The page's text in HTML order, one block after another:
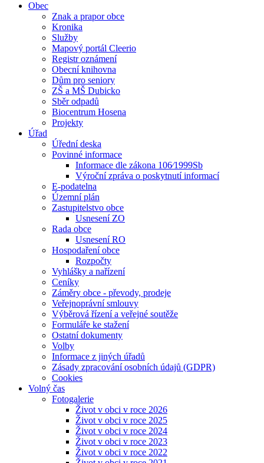
Obec
Znak a prapor obce
Kronika
Služby
Mapový portál Cleerio
Registr oznámení
Obecní knihovna
Dům pro seniory
ZŠ a MŠ Dubicko
Sběr odpadů
Biocentrum Hosena
Projekty
Úřad
Úřední deska
Povinné informace
Informace dle zákona 106⁄1999Sb
Výroční zpráva o poskytnutí informací
E-podatelna
Územní plán
Zastupitelstvo obce
Usnesení ZO
Rada obce
Usnesení RO
Hospodaření obce
Rozpočty
Vyhlášky a nařízení
Ceníky
Záměry obce - převody, prodeje
Veřejnoprávní smlouvy
Výběrová řízení a veřejné soutěže
Formuláře ke stažení
Ostatní dokumenty
Volby
Informace z jiných úřadů
Zásady zpracování osobních údajů (GDPR)
Cookies
Volný čas
Fotogalerie
Život v obci v roce 2026
Život v obci v roce 2025
Život v obci v roce 2024
Život v obci v roce 2023
Život v obci v roce 2022